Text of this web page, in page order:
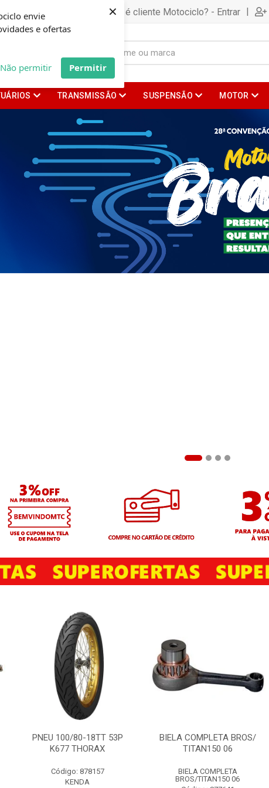
envie
e ofertas
Não permitir Permitir
×Já é cliente Motociclo? - Entrar |
TRANSMISSÃO SUSPENSÃO MOTOR
PNEU 100/80-18TT 53P
K677 THORAX
Código: 878157
KENDA
BIELA COMPLETA BROS/
TITAN150 06
BIELA COMPLETA
BROS/TITAN150 06